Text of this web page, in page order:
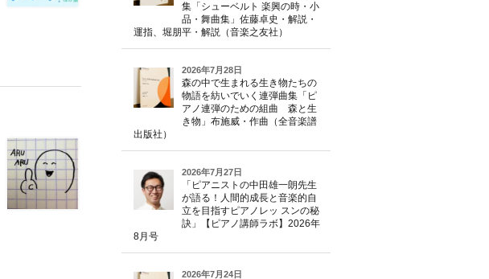
集「シューベルト 楽興の時・小
品・舞曲集」佐藤卓史・解説・
運指、堀朋平・解説（音楽之友社）
2026年7月28日
森の中で生まれる生き物たちの
物語を紡いでいく連弾曲集「ピ
アノ連弾のための組曲 森と生
き物」布施威・作曲（全音楽譜
出版社）
2026年7月27日
「ピアニストの中田雄一朗先生
が語る！人間的成長と音楽的自
立を目指すピアノレッ スンの秘
訣」【ピアノ講師ラボ】2026年
8月号
2026年7月24日